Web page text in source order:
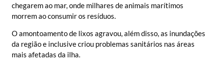
chegarem ao mar, onde milhares de animais marítimos
morrem ao consumir os resíduos.
O amontoamento de lixos agravou, além disso, as inundações
da região e inclusive criou problemas sanitários nas áreas
mais afetadas da ilha.